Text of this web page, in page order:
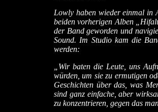
Lowly haben wieder einmal in
beiden vorherigen Alben
der Band geworden und
Sound. Im Studio kam die
werden:
„Wir baten die Leute, uns
würden, um sie zu ermutigen
Geschichten über das, was
sind ganz einfache, aber
zu konzentrieren, gegen das